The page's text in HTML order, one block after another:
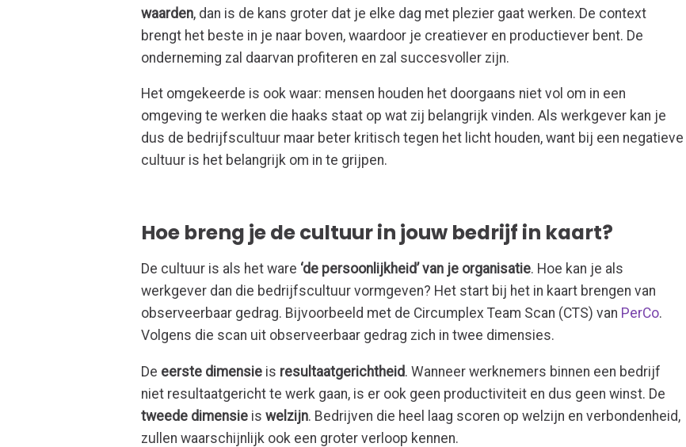
waarden, dan is de kans groter dat je elke dag met plezier gaat werken. De context
brengt het beste in je naar boven, waardoor je creatiever en productiever bent. De
onderneming zal daarvan profiteren en zal succesvoller zijn.
Het omgekeerde is ook waar: mensen houden het doorgaans niet vol om in een
omgeving te werken die haaks staat op wat zij belangrijk vinden. Als werkgever kan je
dus de bedrijfscultuur maar beter kritisch tegen het licht houden, want bij een negatieve
cultuur is het belangrijk om in te grijpen.
Hoe breng je de cultuur in jouw bedrijf in kaart?
De cultuur is als het ware ‘de persoonlijkheid’ van je organisatie. Hoe kan je als
werkgever dan die bedrijfscultuur vormgeven? Het start bij het in kaart brengen van
observeerbaar gedrag. Bijvoorbeeld met de Circumplex Team Scan (CTS) van PerCo.
Volgens die scan uit observeerbaar gedrag zich in twee dimensies.
De eerste dimensie is resultaatgerichtheid. Wanneer werknemers binnen een bedrijf
niet resultaatgericht te werk gaan, is er ook geen productiviteit en dus geen winst. De
tweede dimensie iswelzijn. Bedrijven die heel laag scoren op welzijn en verbondenheid,
zullen waarschijnlijk ook een groter verloop kennen.